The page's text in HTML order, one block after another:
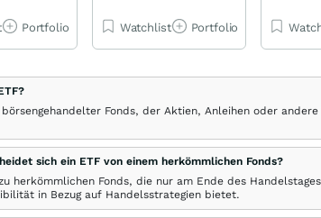
Portfolio Watchlist Portfolio
börsengehandelter Fonds, der Aktien, Anleihen oder
sich ein ETF von einem herkömmlichen Fonds?
herkömmlichen Fonds, die nur am Ende des
in Bezug auf Handelsstrategien bietet.